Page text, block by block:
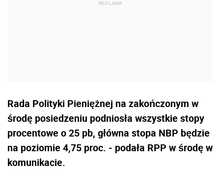
Rada Polityki Pieniężnej na zakończonym w
środę posiedzeniu podniosła wszystkie stopy
procentowe o 25 pb, główna stopa NBP będzie
na poziomie 4,75 proc. - podała RPP w środę w
komunikacie.